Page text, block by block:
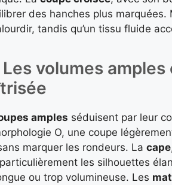
des hanches plus
tandis qu’un tissu fluide
Les volumes
amples séduisent par leur
O, une coupe
marquer les rondeurs. La cape
les silhouettes
ou trop volumineuse. Les